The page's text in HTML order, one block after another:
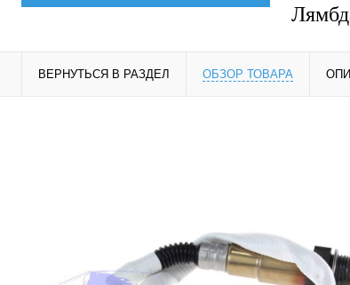
ВЕРНУТЬСЯ В РАЗДЕЛ ОБЗОР ТОВАРА